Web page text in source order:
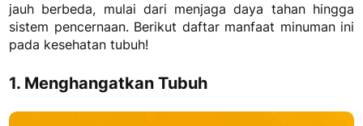
jauh berbeda, mulai dari menjaga daya tahan hingga
sistem pencernaan. Berikut daftar manfaat minuman ini
pada kesehatan tubuh!
1. Menghangatkan Tubuh